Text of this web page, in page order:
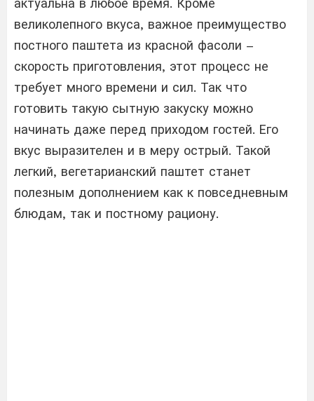
актуальна в любое время. Кроме
великолепного вкуса, важное преимущество
постного паштета из красной фасоли –
скорость приготовления, этот процесс не
требует много времени и сил. Так что
готовить такую ​​сытную закуску можно
начинать даже перед приходом гостей. Его
вкус выразителен и в меру острый. Такой
легкий, вегетарианский паштет станет
полезным дополнением как к повседневным
блюдам, так и постному рациону.